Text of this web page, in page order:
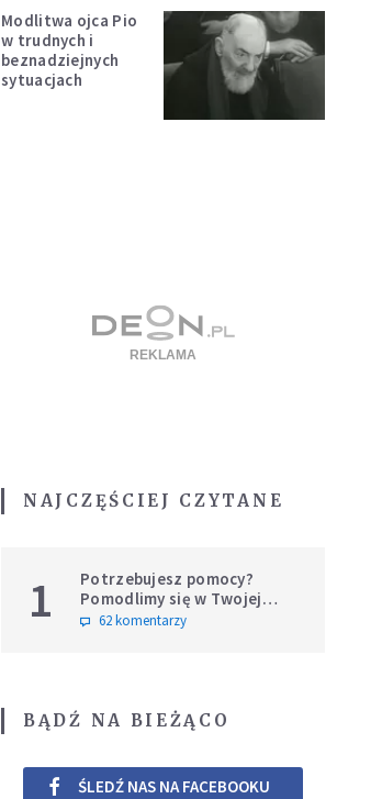
Modlitwa ojca Pio
w trudnych i
beznadziejnych
sytuacjach
NAJCZĘŚCIEJ CZYTANE
1
Potrzebujesz pomocy?
Pomodlimy się w Twojej
intencji
62 komentarzy
BĄDŹ NA BIEŻĄCO
ŚLEDŹ NAS NA FACEBOOKU